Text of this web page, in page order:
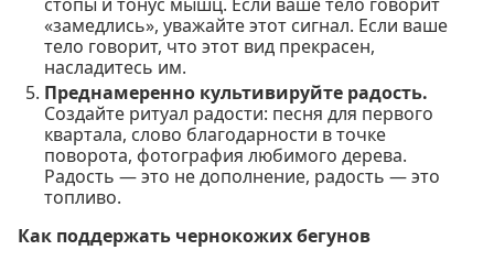
«замедлись», уважайте этот сигнал. Если ваше
тело говорит, что этот вид прекрасен,
насладитесь им.
Преднамеренно культивируйте радость.
Создайте ритуал радости: песня для первого
квартала, слово благодарности в точке
поворота, фотография любимого дерева.
Радость — это не дополнение, радость — это
топливо.
Как поддержать чернокожих бегунов